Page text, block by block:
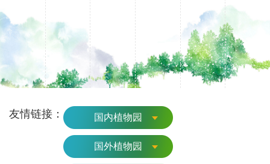
友情链接： 国内植物园
国外植物园